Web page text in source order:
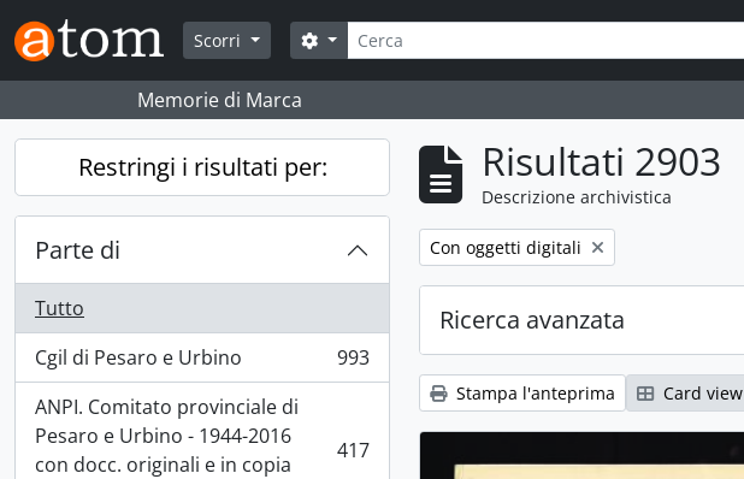
Skip to main content
Scorri
Cerca
Search options
Memorie di Marca
Restringi i risultati per:
Parte di
Tutto
Cgil di Pesaro e Urbino
, 993 risultati
993
ANPI. Comitato provinciale di
Pesaro e Urbino - 1944-2016
con docc. originali e in copia
, 417 risultati 417
Risultati 2903
Descrizione archivistica
Remove filter:
Con oggetti digitali
Ricerca avanzata
Stampa l'anteprima Card view